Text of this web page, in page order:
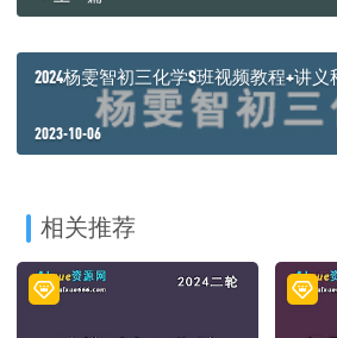
2024杨雯智初三化学S班视频教程+讲义
2023-10-06
相关推荐